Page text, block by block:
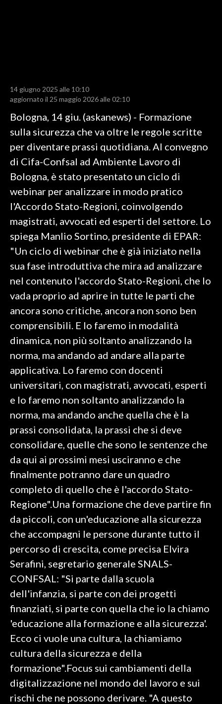
RISULTATI E CLASSIFICHE
CALCIO REGIONALE
BASKET
VOLLEY
MOTORI
TENNIS
ALTRI SPORT
CULTURA
SPETTACOLI
GOSSIP
SALUTE
SARDEGNA TURISMO
SARDI NEL MONDO
NOTIZIE
EVENTI
3 MINUTI CON
INSULARITÀ
INFO AZIENDE
ANNUNCI
NECROLOGI
PUBBLICITÀ
STORE
14 giugno 2025 alle 10:10
aggiornato il 25 maggio 2026 alle 02:10
Bologna, 14 giu. (askanews) - Formazione
sulla sicurezza che va oltre le regole scritte
per diventare prassi quotidiana. Al convegno
di Cifa-Confsal ad Ambiente Lavoro di
Bologna, è stato presentato un ciclo di
webinar per analizzare in modo pratico
l'Accordo Stato-Regioni, coinvolgendo
magistrati, avvocati ed esperti del settore. Lo
spiega Manlio Sortino, presidente di EPAR:
"Un ciclo di webinar che è già iniziato nella
sua fase introduttiva che mira ad analizzare
nel contenuto l'accordo Stato-Regioni, che lo
vada proprio ad aprire in tutte le parti che
ancora sono critiche, ancora non sono ben
comprensibili. E lo faremo in modalità
dinamica, non più soltanto analizzando la
norma, ma andando ad andare alla parte
applicativa. Lo faremo con docenti
universitari, con magistrati, avvocati, esperti
e lo faremo non soltanto analizzando la
norma, ma andando anche quella che è la
prassi consolidata, la prassi che si deve
consolidare, quelle che sono le sentenze che
da qui ai prossimi mesi usciranno e che
finalmente potranno dare un quadro
completo di quello che è l'accordo Stato-
Regione".Una formazione che deve partire fin
da piccoli, con un'educazione alla sicurezza
che accompagni le persone durante tutto il
percorso di crescita, come precisa Elvira
Serafini, segretario generale SNALS-
CONFSAL: "Si parte dalla scuola
dell'infanzia, si parte con dei progetti
finanziati, si parte con quella che io la chiamo
'educazione alla formazione e alla sicurezza'.
Ecco ci vuole una cultura, la chiamiamo
cultura della sicurezza e della
formazione".Focus sui cambiamenti della
digitalizzazione nel mondo del lavoro e sui
rischi che ne possono derivare. "A questo